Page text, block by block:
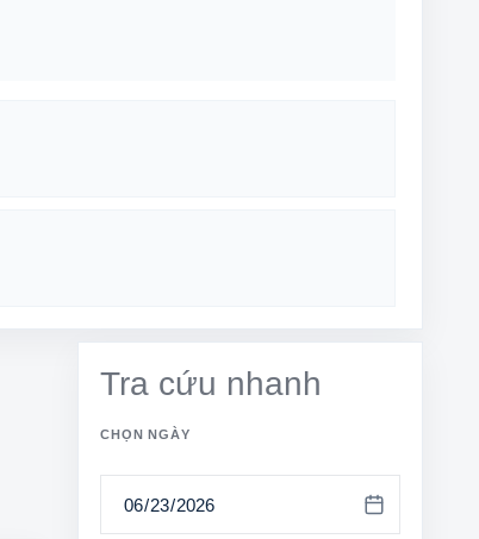
Tra cứu nhanh
CHỌN NGÀY